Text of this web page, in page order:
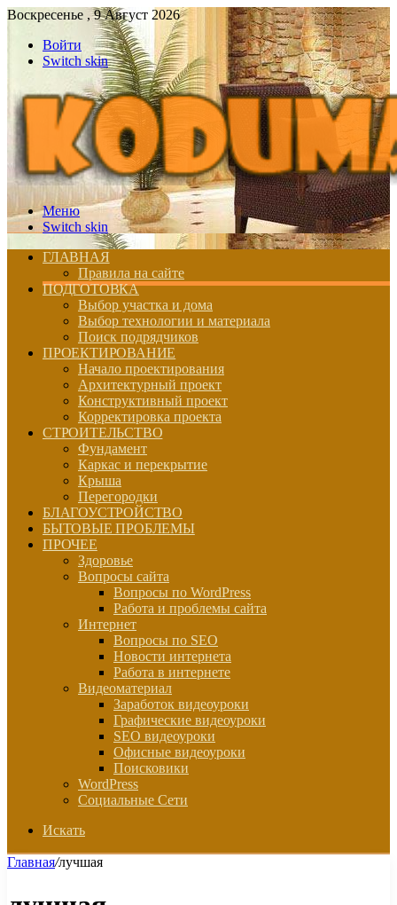
Воскресенье , 9 Август 2026
Войти
Switch skin
Меню
Switch skin
ГЛАВНАЯ
Правила на сайте
ПОДГОТОВКА
Выбор участка и дома
Выбор технологии и материала
Поиск подрядчиков
ПРОЕКТИРОВАНИЕ
Начало проектирования
Архитектурный проект
Конструктивный проект
Корректировка проекта
СТРОИТЕЛЬСТВО
Фундамент
Каркас и перекрытие
Крыша
Перегородки
БЛАГОУСТРОЙСТВО
БЫТОВЫЕ ПРОБЛЕМЫ
ПРОЧЕЕ
Здоровье
Вопросы сайта
Вопросы по WordPress
Работа и проблемы сайта
Интернет
Вопросы по SEO
Новости интернета
Работа в интернете
Видеоматериал
Заработок видеоуроки
Графические видеоуроки
SEO видеоуроки
Офисные видеоуроки
Поисковики
WordPress
Социальные Сети
Искать
Главная/лучшая